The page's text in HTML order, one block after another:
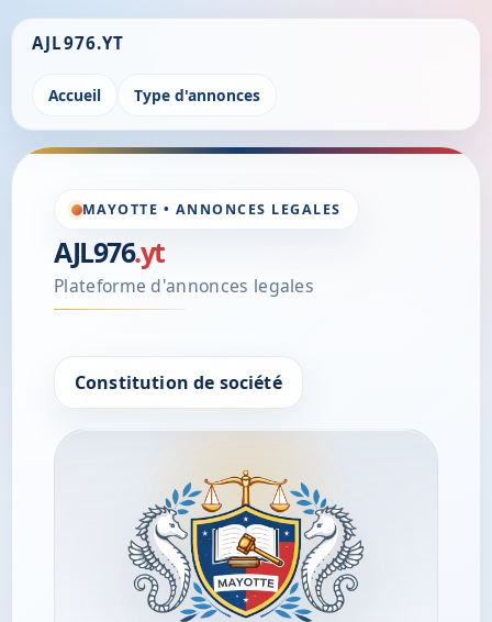
AJL976.YT
Accueil Type d'annonces
MAYOTTE • ANNONCES LEGALES
AJL976.yt
Plateforme d'annonces legales
Constitution de société